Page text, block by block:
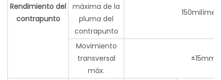
Rendimiento del
contrapunto
máxima de la
pluma del
contrapunto
Movimiento
transversal
máx.
±15mm